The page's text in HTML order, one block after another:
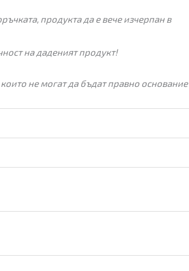
продукта да е вече изчерпан в
на даденият продукт!
не могат да бъдат правно основание